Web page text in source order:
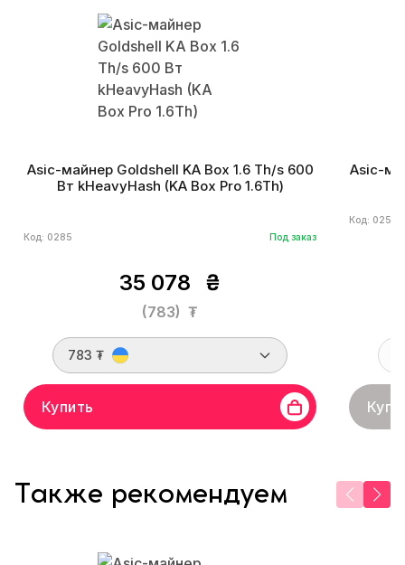
Asic-майнер Goldshell KA Box 1.6 Th/s 600
Вт kHeavyHash (KA Box Pro 1.6Th)
Код: 0285 Под заказ
35 078 ₴
(783) ₮
783 ₮
Купить
Asic-
Код: 0254
Также рекомендуем